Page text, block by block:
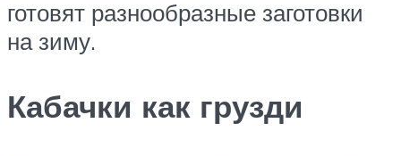
готовят разнообразные заготовки
на зиму.
Кабачки как грузди